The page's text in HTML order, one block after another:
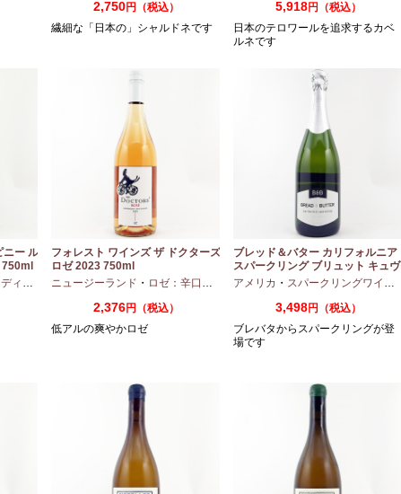
2,750円（税込）
繊細な「日本の」シャルドネです
5,918円（税込）
日本のテロワールを追求するカベ
ルネです
ニー ル
ボディ
・カベルネフラン
フォレスト ワインズ ザ ドクターズ
ロゼ 2023 750ml
ニュージーランド ・ ロゼ：辛口 ピノノワール
2,376円（税込）
低アルの爽やかロゼ
ブレッド＆バター カリフォルニア
スパークリング ブリュット キュヴ
ェ NV 750ml
アメリカ ・ スパークリングワイン
3,498円（税込）
ブレバタからスパークリングが登
場です